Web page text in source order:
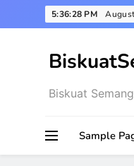
to
5:36:28 PM
Biskuat
Sample